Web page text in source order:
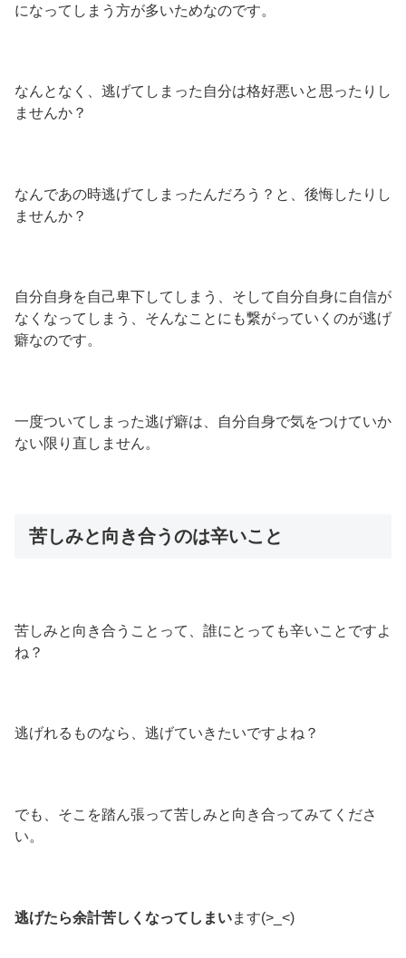
になってしまう方が多いためなのです。
なんとなく、逃げてしまった自分は格好悪いと思ったりし
ませんか？
なんであの時逃げてしまったんだろう？と、後悔したりし
ませんか？
自分自身を自己卑下してしまう、そして自分自身に自信が
なくなってしまう、そんなことにも繋がっていくのが逃げ
癖なのです。
一度ついてしまった逃げ癖は、自分自身で気をつけていか
ない限り直しません。
苦しみと向き合うのは辛いこと
苦しみと向き合うことって、誰にとっても辛いことですよ
ね？
逃げれるものなら、逃げていきたいですよね？
でも、そこを踏ん張って苦しみと向き合ってみてくださ
い。
逃げたら余計苦しくなってしまいます(>_<)